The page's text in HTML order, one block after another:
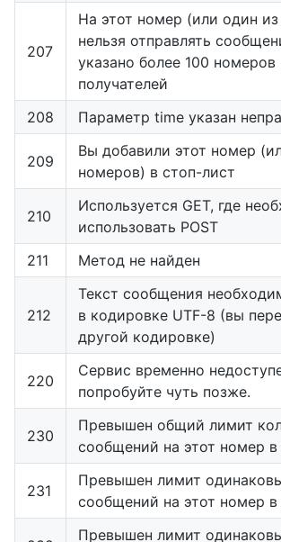
207
На этот номер (или один
нельзя отправлять
указано более 100 номеров
получателей
208
Параметр time указан
209
Вы добавили этот номер
номеров) в стоп-лист
210
Используется GET, где
использовать POST
211
Метод не найден
212
Текст сообщения
в кодировке UTF-8 (вы
другой кодировке)
220
Сервис временно
попробуйте чуть позже.
230
Превышен общий лимит
сообщений на этот номер в
231
Превышен лимит
сообщений на этот номер в
Превышен лимит